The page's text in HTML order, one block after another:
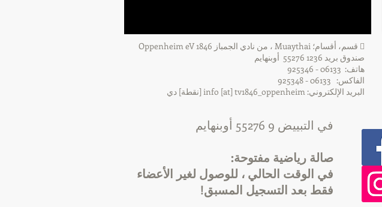
 قسم، أقسام؛ Muaythai ، من نادي الجمباز 1846 Oppenheim eV
صندوق بريد 1236 55276 أوبنهايم
هاتف: 06133 - 925346
الفاكس: 06133 - 925348
البريد الإلكتروني: info [at] tv1846_oppenheim [نقطة] دي
في التبييض 9 55276 أوبنهايم
صالة رياضية مفتوحة:
في الوقت الحالي ، للوصول لغير الأعضاء
فقط بعد التسجيل المسبق!